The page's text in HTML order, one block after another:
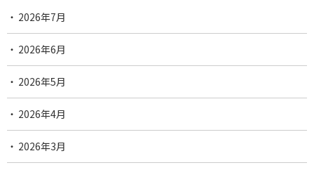
2026年7月
2026年6月
2026年5月
2026年4月
2026年3月